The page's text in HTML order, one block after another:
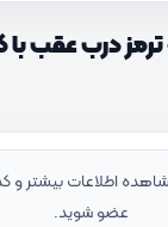
درب عقب با
اطلاعات بیشتر و
عضو شوید.